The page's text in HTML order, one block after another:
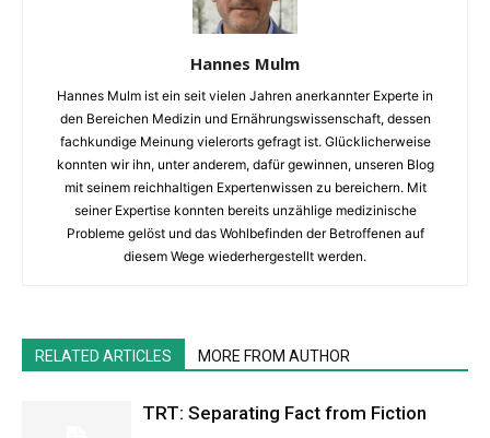
Hannes Mulm
Hannes Mulm ist ein seit vielen Jahren anerkannter Experte in
den Bereichen Medizin und Ernährungswissenschaft, dessen
fachkundige Meinung vielerorts gefragt ist. Glücklicherweise
konnten wir ihn, unter anderem, dafür gewinnen, unseren Blog
mit seinem reichhaltigen Expertenwissen zu bereichern. Mit
seiner Expertise konnten bereits unzählige medizinische
Probleme gelöst und das Wohlbefinden der Betroffenen auf
diesem Wege wiederhergestellt werden.
RELATED ARTICLES MORE FROM AUTHOR
TRT: Separating Fact from Fiction